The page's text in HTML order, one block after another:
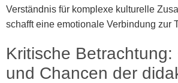
Verständnis für komplexe kulturelle
schafft eine emotionale Verbindung zur
Kritische Betrachtung:
und Chancen der